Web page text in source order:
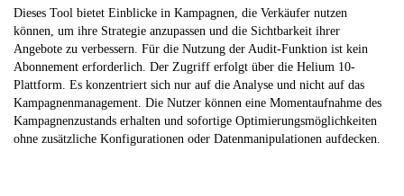
Dieses Tool bietet Einblicke in Kampagnen, die Verkäufer nutzen
können, um ihre Strategie anzupassen und die Sichtbarkeit ihrer
Angebote zu verbessern. Für die Nutzung der Audit-Funktion ist kein
Abonnement erforderlich. Der Zugriff erfolgt über die Helium 10-
Plattform. Es konzentriert sich nur auf die Analyse und nicht auf das
Kampagnenmanagement. Die Nutzer können eine Momentaufnahme des
Kampagnenzustands erhalten und sofortige Optimierungsmöglichkeiten
ohne zusätzliche Konfigurationen oder Datenmanipulationen aufdecken.